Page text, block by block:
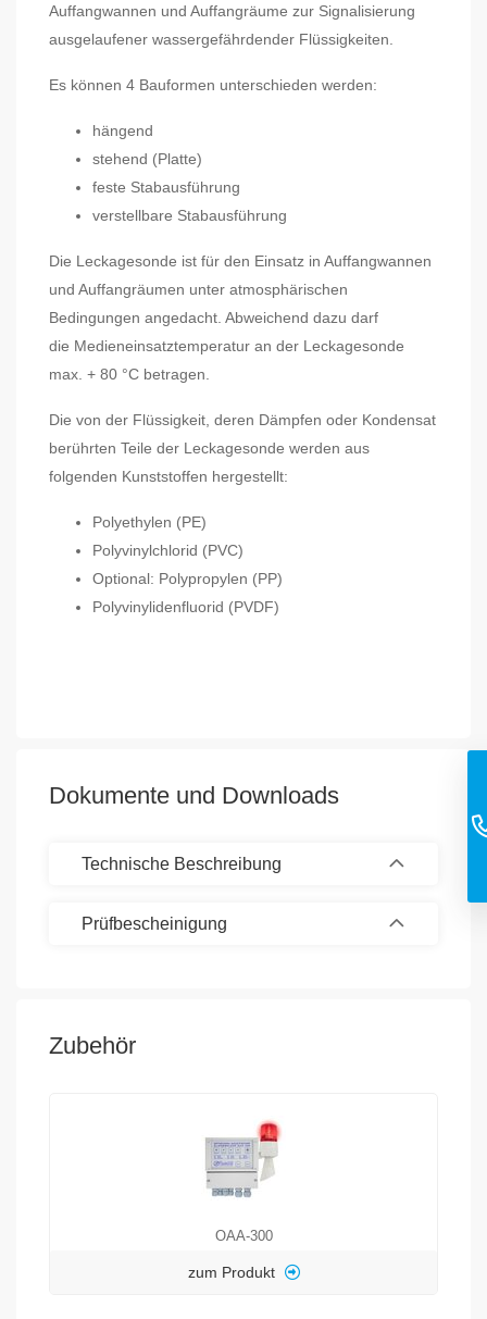
Auffangwannen und Auffangräume zur Signalisierung
ausgelaufener wassergefährdender Flüssigkeiten.
Es können 4 Bauformen unterschieden werden:
hängend
stehend (Platte)
feste Stabausführung
verstellbare Stabausführung
Die Leckagesonde ist für den Einsatz in Auffangwannen
und Auffangräumen unter atmosphärischen
Bedingungen angedacht. Abweichend dazu darf
die Medieneinsatztemperatur an der Leckagesonde
max. + 80 °C betragen.
Die von der Flüssigkeit, deren Dämpfen oder Kondensat
berührten Teile der Leckagesonde werden aus
folgenden Kunststoffen hergestellt:
Polyethylen (PE)
Polyvinylchlorid (PVC)
Optional: Polypropylen (PP)
Polyvinylidenfluorid (PVDF)
Dokumente und Downloads
Technische Beschreibung
Prüfbescheinigung
Zubehör
OAA-300
zum Produkt